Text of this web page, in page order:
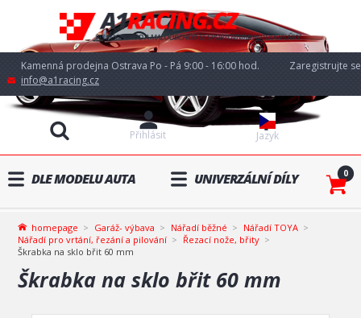
Kamenná prodejna Ostrava Po - Pá 9:00 - 16:00 hod.
info@a1racing.cz
Jazyk
Přihlásit
Zaregistrujte se
DLE MODELU AUTA UNIVERZÁLNÍ DÍLY 0
homepage Garáž- výbava Nářadí běžné
Nářadí TOYA
Nářadí pro vrtání, řezání a pilování
Řezací nože, břity
Škrabka na sklo břit 60 mm
Škrabka na sklo břit 60 mm